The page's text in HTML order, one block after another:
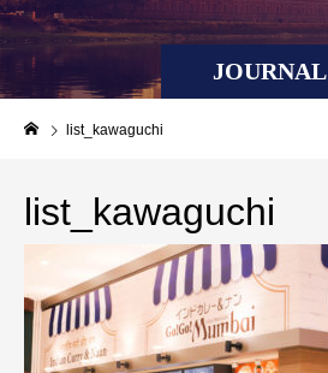
JOURNAL
list_kawaguchi
list_kawaguchi